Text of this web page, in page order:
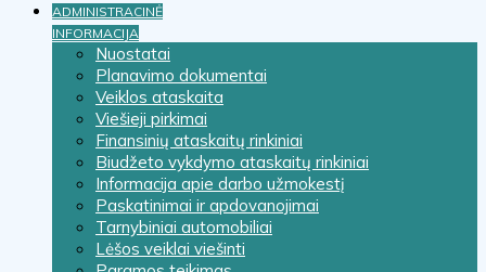
ADMINISTRACINĖ
INFORMACIJA
Nuostatai
Planavimo dokumentai
Veiklos ataskaita
Viešieji pirkimai
Finansinių ataskaitų rinkiniai
Biudžeto vykdymo ataskaitų rinkiniai
Informacija apie darbo užmokestį
Paskatinimai ir apdovanojimai
Tarnybiniai automobiliai
Lėšos veiklai viešinti